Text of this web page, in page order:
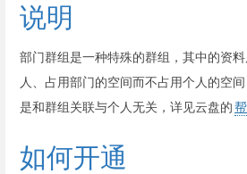
说明
部门群组是一种特殊的群组，其中的资
人、占用部门的空间而不占用个人的空
是和群组关联与个人无关，详见云盘的
如何开通